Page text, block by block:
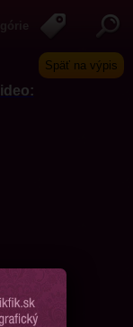
Späť na výpis